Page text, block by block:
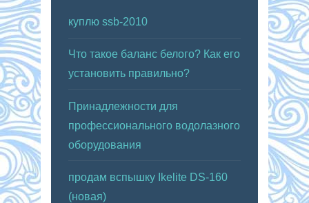
куплю ssb-2010
Что такое баланс белого? Как его
установить правильно?
Принадлежности для
профессионального водолазного
оборудования
продам вспышку Ikelite DS-160
(новая)